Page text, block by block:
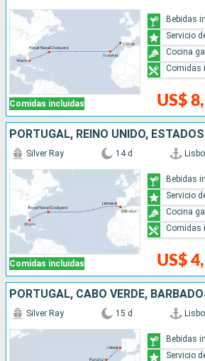
Comidas incluidas US$
Bebidas
Servicio
Cocina
Comidas
Comidas incluidas
Silver Ray 14 d
US$
Bebidas
Servicio
Cocina
Comidas
PORTUGAL, CABO VERDE,
Silver Ray 15 d
Bebidas
Servicio